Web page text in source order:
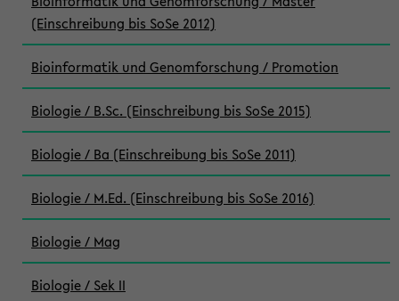
(Einschreibung bis SoSe 2012)
Bioinformatik und Genomforschung / Promotion
Biologie / B.Sc. (Einschreibung bis SoSe 2015)
Biologie / Ba (Einschreibung bis SoSe 2011)
Biologie / M.Ed. (Einschreibung bis SoSe 2016)
Biologie / Mag
Biologie / Sek II